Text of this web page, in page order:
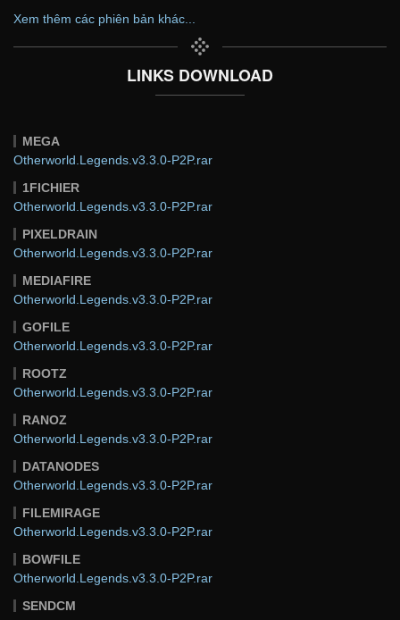
Xem thêm các phiên bản khác...
LINKS DOWNLOAD
MEGA
Otherworld.Legends.v3.3.0-P2P.rar
1FICHIER
Otherworld.Legends.v3.3.0-P2P.rar
PIXELDRAIN
Otherworld.Legends.v3.3.0-P2P.rar
MEDIAFIRE
Otherworld.Legends.v3.3.0-P2P.rar
GOFILE
Otherworld.Legends.v3.3.0-P2P.rar
ROOTZ
Otherworld.Legends.v3.3.0-P2P.rar
RANOZ
Otherworld.Legends.v3.3.0-P2P.rar
DATANODES
Otherworld.Legends.v3.3.0-P2P.rar
FILEMIRAGE
Otherworld.Legends.v3.3.0-P2P.rar
BOWFILE
Otherworld.Legends.v3.3.0-P2P.rar
SENDCM